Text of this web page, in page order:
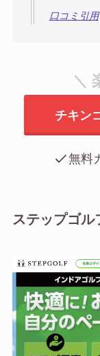
口コミ引用
＼
チキン
無料
ステップゴル